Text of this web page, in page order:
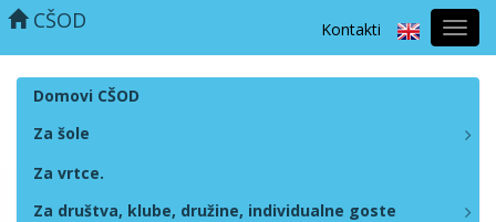
Kontakti
CŠOD
Domovi CŠOD
Za šole
Za vrtce.
Za društva, klube, družine, individualne goste